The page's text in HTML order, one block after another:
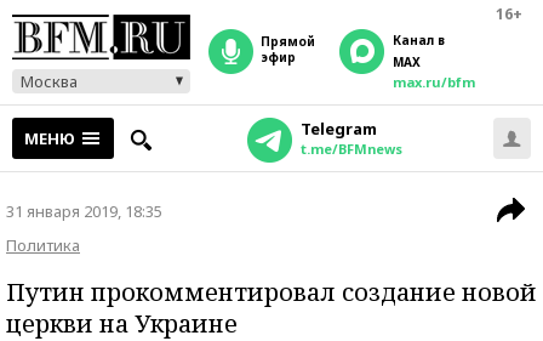
16+
Москва
прямой
эфир
Канал в
MAX
max.ru/bfm
МЕНЮ Telegram
t.me/BFMnews
31 января 2019, 18:35
Политика
Путин прокомментировал создание новой
церкви на Украине